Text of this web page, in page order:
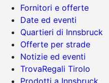
Fornitori e offerte
Date ed eventi
Quartieri di Innsbruck
Offerte per strade
Notizie ed eventi
TrovaRegali Tirolo